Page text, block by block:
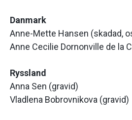
Danmark
Anne-Mette Hansen (skadad,
Anne Cecilie Dornonville de la
Ryssland
Anna Sen (gravid)
Vladlena Bobrovnikova (gravid)